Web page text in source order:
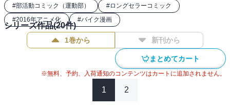
#部活動コミック（運動部） #ロングセラーコミック
#2016年アニメ化 #バイク漫画
シリーズ作品(20件)
1巻から 新刊から
まとめてカート
※無料、予約、入荷通知のコンテンツはカートに追加されません。
1 2